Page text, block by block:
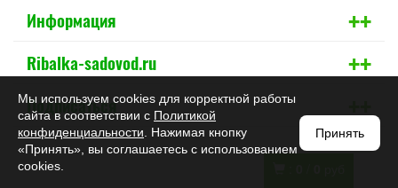
Информация +
+
Ribalka-sadovod.ru +
+
Подписаться +
+
Мы используем cookies для корректной работы
сайта в соответствии с Политикой
конфиденциальности . Нажимая кнопку
«Принять», вы соглашаетесь с использованием
cookies.
Принять